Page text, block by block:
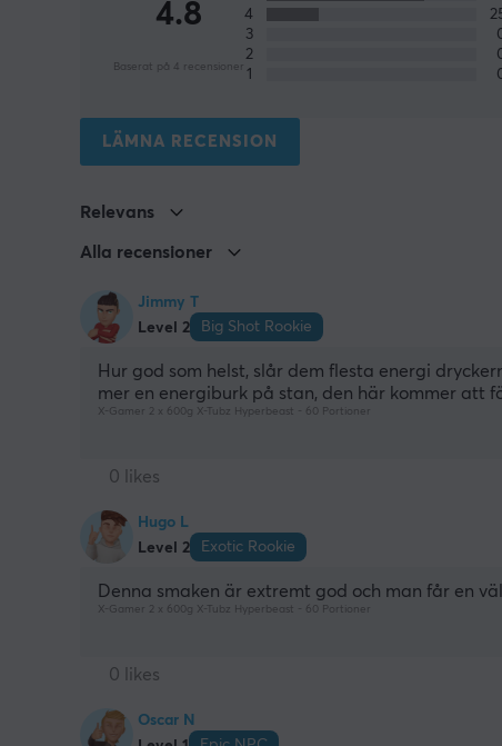
4.8
Baserat på 4 recensioner
4
3
2
1
LÄMNA RECENSION
Relevans
Alla recensioner
Jimmy T
Level 2
Big Shot Rookie
Hur god som helst, slår dem flesta energi
mer en energiburk på stan, den här kommer att
X-Gamer 2 x 600g X-Tubz Hyperbeast - 60 Portioner
0 likes
Hugo L
Level 2
Exotic Rookie
Denna smaken är extremt god och man får en
X-Gamer 2 x 600g X-Tubz Hyperbeast - 60 Portioner
0 likes
Oscar N